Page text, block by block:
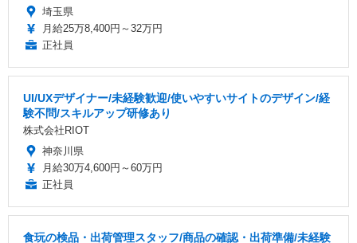
埼玉県
月給25万8,400円～32万円
正社員
UI/UXデザイナー/未経験歓迎/使いやすいサイトのデザイン/経
験不問/スキルアップ研修あり
株式会社RIOT
神奈川県
月給30万4,600円～60万円
正社員
食玩の検品・出荷管理スタッフ/商品の確認・出荷準備/未経験